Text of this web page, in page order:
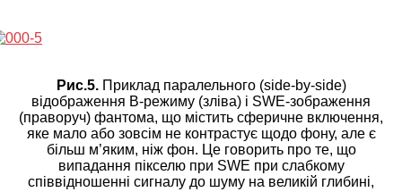
Рис.5.Приклад паралельного (side-by-side)
відображення B-режиму (зліва) і SWE-зображення
(праворуч) фантома, що містить сферичне включення,
яке мало або зовсім не контрастує щодо фону, але є
більш м’яким, ніж фон. Це говорить про те, що
випадання пікселю при SWE при слабкому
співвідношенні сигналу до шуму на великій глибині,